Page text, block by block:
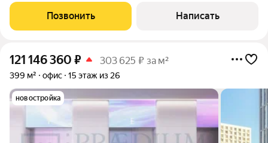
сигнализация. Интернет, телефония.
Позвонить Написать
121 146 360 ₽ 303 625 ₽ за м²
399 м² офис 15 этаж из 26
новостройка